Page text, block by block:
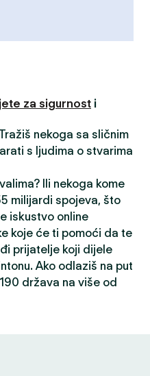
za sigurnost i
nekoga sa sličnim
s ljudima o stvarima
Ili nekoga kome
milijardi spojeva, što
iskustvo online
koje će ti pomoći da te
prijatelje koji dijele
Ako odlaziš na put
država na više od